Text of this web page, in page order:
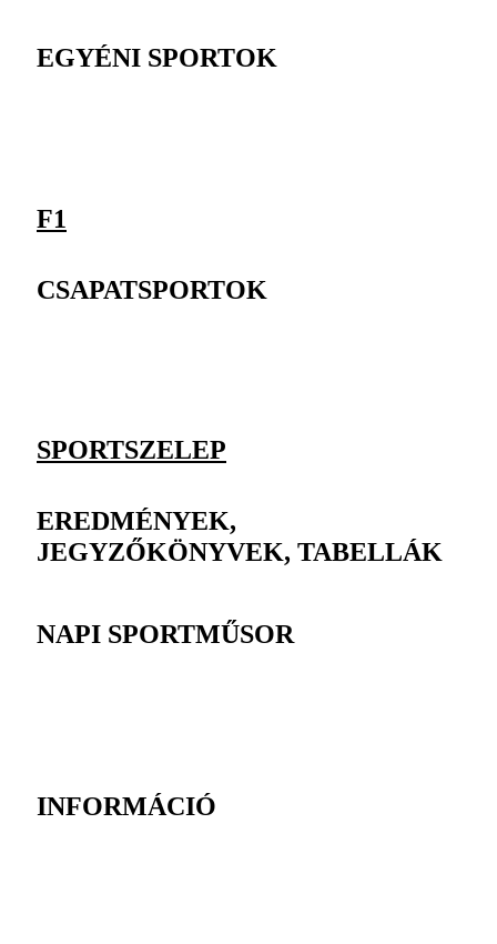
EGYÉNI SPORTOK
F1
CSAPATSPORTOK
SPORTSZELEP
EREDMÉNYEK,
JEGYZŐKÖNYVEK, TABELLÁK
NAPI SPORTMŰSOR
INFORMÁCIÓ